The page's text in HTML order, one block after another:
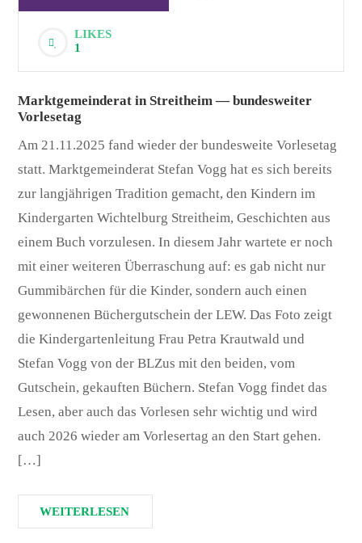
LIKES
1
Marktgemeinderat in Streitheim — bundesweiter
Vorlesetag
Am 21.11.2025 fand wieder der bundesweite Vorlesetag
statt. Marktgemeinderat Stefan Vogg hat es sich bereits
zur langjährigen Tradition gemacht, den Kindern im
Kindergarten Wichtelburg Streitheim, Geschichten aus
einem Buch vorzulesen. In diesem Jahr wartete er noch
mit einer weiteren Überraschung auf: es gab nicht nur
Gummibärchen für die Kinder, sondern auch einen
gewonnenen Büchergutschein der LEW. Das Foto zeigt
die Kindergartenleitung Frau Petra Krautwald und
Stefan Vogg von der BLZus mit den beiden, vom
Gutschein, gekauften Büchern. Stefan Vogg findet das
Lesen, aber auch das Vorlesen sehr wichtig und wird
auch 2026 wieder am Vorlesertag an den Start gehen.
[…]
WEITERLESEN